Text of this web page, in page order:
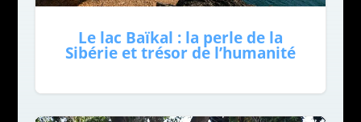
Le lac Baïkal : la perle de la
Sibérie et trésor de l’humanité